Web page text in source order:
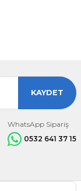
KAYDET
WhatsApp Sipariş
0532 641 37 15